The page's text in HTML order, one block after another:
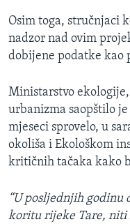
Osim toga, stručnjaci
nadzor nad ovim
dobijene podatke kao
Ministarstvo
urbanizma saopštilo
mjeseci sprovelo, u
okoliša i Ekološkom
kritičnih tačaka kako
“U posljednjih godinu
koritu rijeke Tare, niti